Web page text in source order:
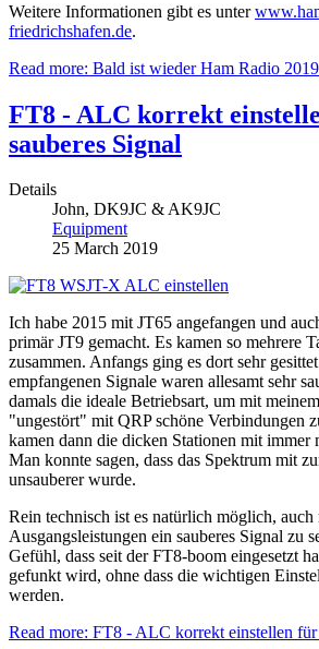
Weitere Informationen gibt es unter
friedrichshafen.de.
Read more: Bald ist wieder Ham Radio
FT8 - ALC korrekt
sauberes Signal
Details
John, DK9JC & AK9JC
Equipment
25 March 2019
Ich habe 2015 mit JT65 angefangen und
primär JT9 gemacht. Es kamen so mehrere
zusammen. Anfangs ging es dort sehr
empfangenen Signale waren allesamt sehr
damals die ideale Betriebsart, um mit
"ungestört" mit QRP schöne Verbindungen
kamen dann die dicken Stationen mit immer
Man konnte sagen, dass das Spektrum mit
unsauberer wurde.
Rein technisch ist es natürlich möglich, auch
Ausgangsleistungen ein sauberes Signal zu
Gefühl, dass seit der FT8-boom eingesetzt
gefunkt wird, ohne dass die wichtigen
werden.
Read more: FT8 - ALC korrekt einstellen für